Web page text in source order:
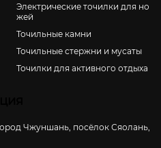
Электрические точилки для но
жей
Точильные камни
Точильные стержни и мусаты
Точилки для активного отдыха
Чжуншань, посёлок Сяолань,